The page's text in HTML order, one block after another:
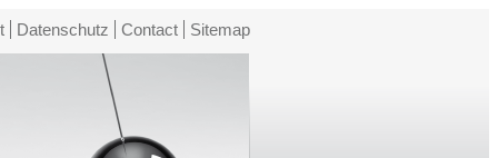
Datenschutz Contact Sitemap